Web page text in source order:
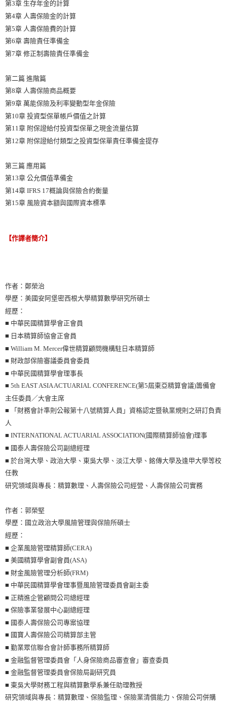
第3章 生存年金的計算
第4章 人壽保險金的計算
第5章 人壽保險費的計算
第6章 壽險責任準備金
第7章 修正制壽險責任準備金
第二篇 進階篇
第8章 人壽保險商品概要
第9章 萬能保險及利率變動型年金保險
第10章 投資型保單帳戶價值之計算
第11章 附保證給付投資型保單之現金流量估算
第12章 附保證給付類型之投資型保單責任準備金提存
第三篇 應用篇
第13章 公允價值準備金
第14章 IFRS 17概論與保險合約衡量
第15章 風險資本額與國際資本標準
【作譯者簡介】
作者：鄭榮治
學歷：美國安阿堡密西根大學精算數學研究所碩士
經歷：
■ 中華民國精算學會正會員
■ 日本精算師協會正會員
■ William M. Mercer偉世精算顧問機構駐日本精算師
■ 財政部保險審議委員會委員
■ 中華民國精算學會理事長
■ 5th EAST ASIA ACTUARIAL CONFERENCE(第5屆東亞精算會議)籌備會
主任委員／大會主席
■ 「財務會計準則公報第十八號精算人員」資格認定暨執業規則之研訂負責
人
■ INTERNATIONAL ACTUARIAL ASSOCIATION(國際精算師協會)理事
■ 國泰人壽保險公司副總經理
■ 於台灣大學、政治大學、東吳大學、淡江大學、銘傳大學及逢甲大學等校
任教
研究領域與專長：精算數理、人壽保險公司經營、人壽保險公司實務
作者：郭榮堅
學歷：國立政治大學風險管理與保險所碩士
經歷：
■ 企業風險管理精算師(CERA)
■ 美國精算學會副會員(ASA)
■ 財金風險管理分析師(FRM)
■ 中華民國精算學會理事暨風險管理委員會副主委
■ 正精進企管顧問公司總經理
■ 保險事業發展中心副總經理
■ 國泰人壽保險公司專案協理
■ 國寶人壽保險公司精算部主管
■ 勤業眾信聯合會計師事務所精算師
■ 金融監督管理委員會「人身保險商品審查會」審查委員
■ 金融監督管理委員會保險局副研究員
■ 東吳大學財務工程與精算數學系兼任助理教授
研究領域與專長：精算數理、保險監理、保險業清償能力、保險公司併購